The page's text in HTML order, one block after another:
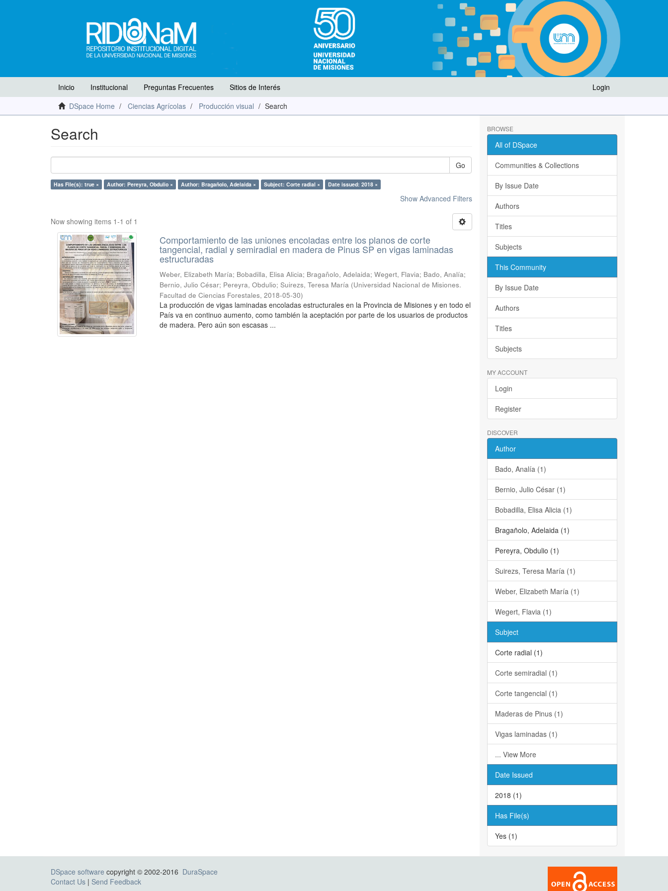
Login
Inicio Institucional Preguntas Frecuentes
Sitios de Interés
DSpace Home
Ciencias Agrícolas Producción visual Search
Search
Go
Has File(s): true × Author: Pereyra, Obdulio × Author: Bragañolo, Adelaida × Subject: Corte radial × Date issued: 2018 ×
Show Advanced Filters
Now showing items 1-1 of 1
Comportamiento de las uniones encoladas entre los planos de corte
tangencial, radial y semiradial en madera de Pinus SP en vigas laminadas
estructuradas
Weber, Elizabeth María; Bobadilla, Elisa Alicia; Bragañolo, Adelaida; Wegert, Flavia; Bado, Analía;
Bernio, Julio César; Pereyra, Obdulio; Suirezs, Teresa María (Universidad Nacional de Misiones.
Facultad de Ciencias Forestales,2018-05-30)
La producción de vigas laminadas encoladas estructurales en la Provincia de Misiones y en todo el
País va en continuo aumento, como también la aceptación por parte de los usuarios de productos
de madera. Pero aún son escasas ...
BROWSE
All of DSpace
Communities & Collections
By Issue Date
Authors
Titles
Subjects
This Community
By Issue Date
Authors
Titles
Subjects
MY ACCOUNT
Login
Register
DISCOVER
Author
Bado, Analía (1)
Bernio, Julio César (1)
Bobadilla, Elisa Alicia (1)
Bragañolo, Adelaida (1)
Pereyra, Obdulio (1)
Suirezs, Teresa María (1)
Weber, Elizabeth María (1)
Wegert, Flavia (1)
Subject
Corte radial (1)
Corte semiradial (1)
Corte tangencial (1)
Maderas de Pinus (1)
Vigas laminadas (1)
... View More
Date Issued
2018 (1)
Has File(s)
Yes (1)
DSpace software copyright © 2002-2016 DuraSpace
Contact Us | Send Feedback